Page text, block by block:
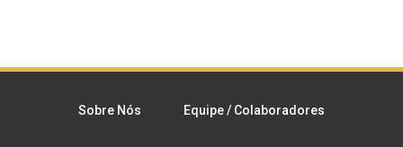
Sobre Nós Equipe / Colaboradores